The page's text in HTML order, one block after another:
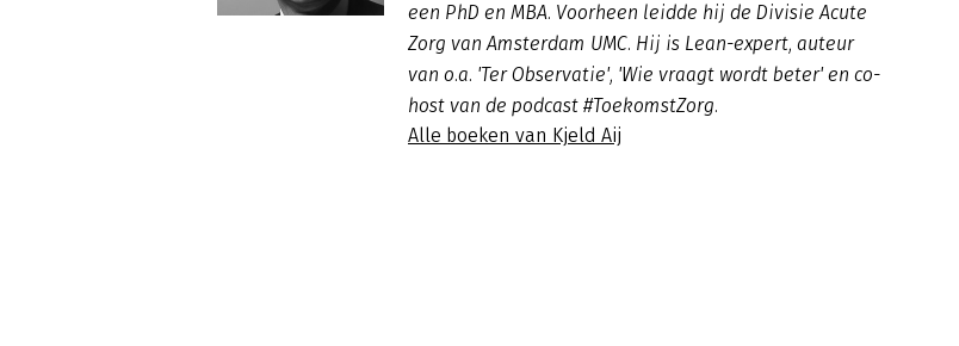
een PhD en MBA. Voorheen leidde hij de Divisie Acute
Zorg van Amsterdam UMC. Hij is Lean-expert, auteur
van o.a. 'Ter Observatie', 'Wie vraagt wordt beter' en co-
host van de podcast #ToekomstZorg.
Alle boeken van Kjeld Aij